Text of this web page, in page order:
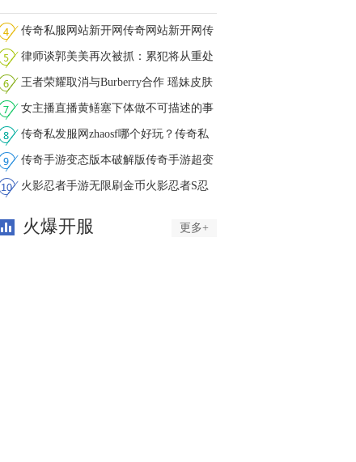
传奇私服网站新开网传奇网站新开网传
奇
律师谈郭美美再次被抓：累犯将从重处
罚
王者荣耀取消与Burberry合作 瑶妹皮肤
女主播直播黄鳝塞下体做不可描述的事
情
传奇私发服网zhaosf哪个好玩？传奇私
发
传奇手游变态版本破解版传奇手游超变
版
火影忍者手游无限刷金币火影忍者S忍
火爆开服 更多+